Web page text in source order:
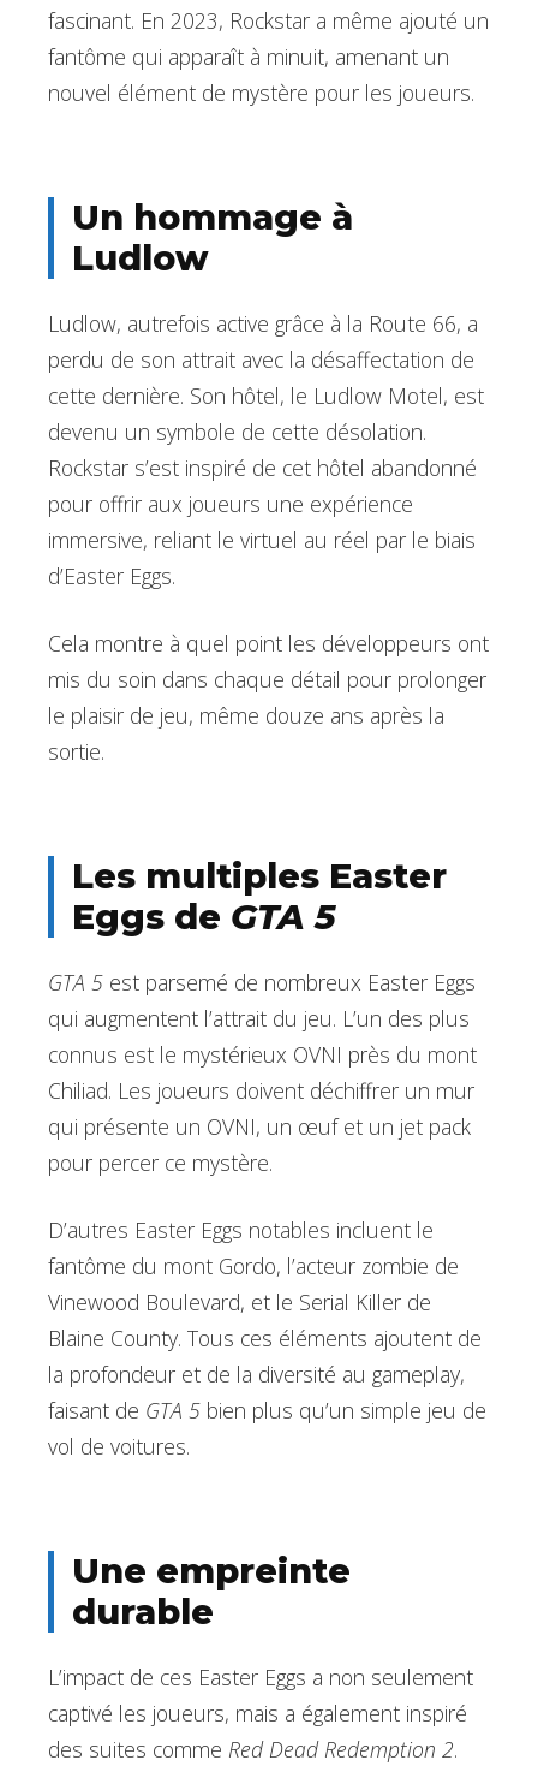
fascinant. En 2023, Rockstar a même ajouté un
fantôme qui apparaît à minuit, amenant un
nouvel élément de mystère pour les joueurs.
Un hommage à
Ludlow
Ludlow, autrefois active grâce à la Route 66, a
perdu de son attrait avec la désaffectation de
cette dernière. Son hôtel, le Ludlow Motel, est
devenu un symbole de cette désolation.
Rockstar s’est inspiré de cet hôtel abandonné
pour offrir aux joueurs une expérience
immersive, reliant le virtuel au réel par le biais
d’Easter Eggs.
Cela montre à quel point les développeurs ont
mis du soin dans chaque détail pour prolonger
le plaisir de jeu, même douze ans après la
sortie.
Les multiples Easter
Eggs de GTA 5
GTA 5 est parsemé de nombreux Easter Eggs
qui augmentent l’attrait du jeu. L’un des plus
connus est le mystérieux OVNI près du mont
Chiliad. Les joueurs doivent déchiffrer un mur
qui présente un OVNI, un œuf et un jet pack
pour percer ce mystère.
D’autres Easter Eggs notables incluent le
fantôme du mont Gordo, l’acteur zombie de
Vinewood Boulevard, et le Serial Killer de
Blaine County. Tous ces éléments ajoutent de
la profondeur et de la diversité au gameplay,
faisant de GTA 5 bien plus qu’un simple jeu de
vol de voitures.
Une empreinte
durable
L’impact de ces Easter Eggs a non seulement
captivé les joueurs, mais a également inspiré
des suites comme Red Dead Redemption 2.